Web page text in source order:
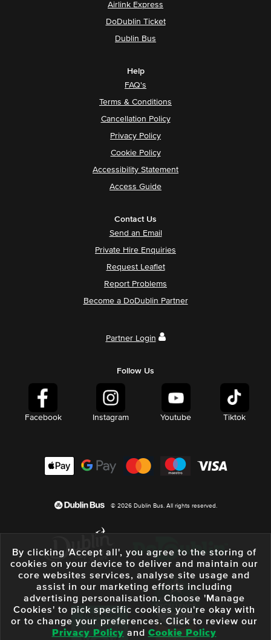
Airlink Express
DoDublin Ticket
Dublin Bus
Help
FAQ's
Terms & Conditions
Cancellation Policy
Privacy Policy
Cookie Policy
Accessibility Statement
Access Guide
Contact Us
Send an Email
Private Hire Enquiries
Request Leaflet
Report Problems
Become a DoDublin Partner
Partner Login
Follow Us
Facebook Instagram Youtube Tiktok
© 2026 Dublin Bus. All rights reserved.
By clicking 'Accept all', you agree to the storing of
cookies on your device to deliver and maintain our
core websites services, analyse site usage and
assist in our marketing efforts including
advertising personalisation. Choose 'Manage
Cookies' to pick specific cookies you're okay with
or to change your preferences. Click to review our
Privacy Policy and Cookie Policy